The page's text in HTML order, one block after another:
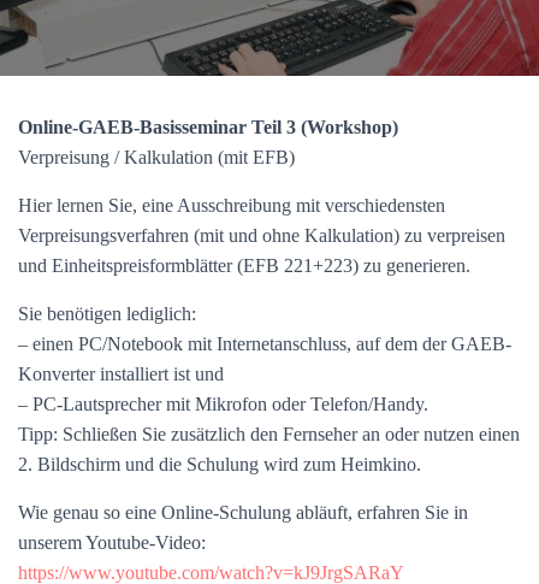
M
C
H
Online-GAEB-Basisseminar Teil 3 (Workshop)
Verpreisung / Kalkulation (mit EFB)
Hier lernen Sie, eine Ausschreibung mit verschiedensten
Verpreisungsverfahren (mit und ohne Kalkulation) zu verpreisen
und Einheitspreisformblätter (EFB 221+223) zu generieren.
Sie benötigen lediglich:
– einen PC/Notebook mit Internetanschluss, auf dem der GAEB-
Konverter installiert ist und
– PC-Lautsprecher mit Mikrofon oder Telefon/Handy.
Tipp: Schließen Sie zusätzlich den Fernseher an oder nutzen einen
2. Bildschirm und die Schulung wird zum Heimkino.
Wie genau so eine Online-Schulung abläuft, erfahren Sie in
unserem Youtube-Video:
https://www.youtube.com/watch?v=kJ9JrgSARaY